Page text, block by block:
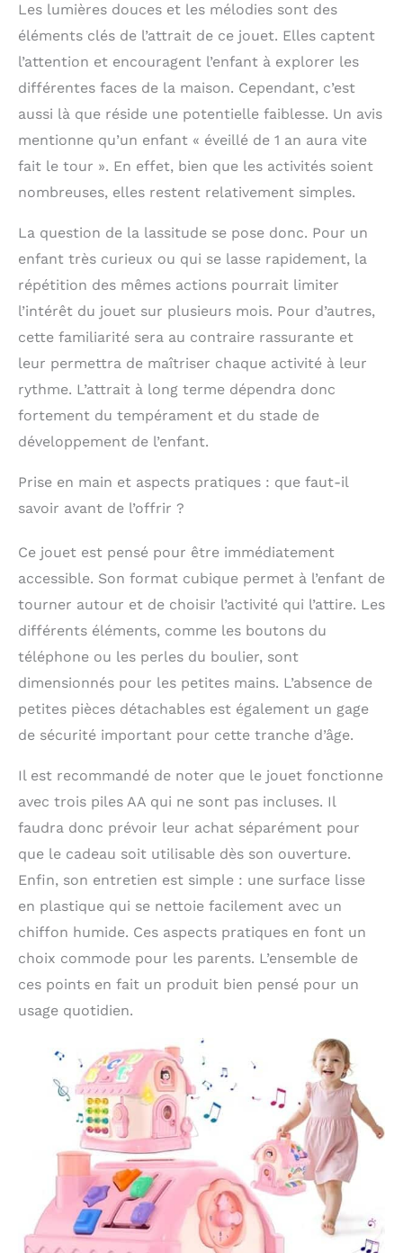
Les lumières douces et les mélodies sont des
éléments clés de l’attrait de ce jouet. Elles captent
l’attention et encouragent l’enfant à explorer les
différentes faces de la maison. Cependant, c’est
aussi là que réside une potentielle faiblesse. Un avis
mentionne qu’un enfant « éveillé de 1 an aura vite
fait le tour ». En effet, bien que les activités soient
nombreuses, elles restent relativement simples.
La question de la lassitude se pose donc. Pour un
enfant très curieux ou qui se lasse rapidement, la
répétition des mêmes actions pourrait limiter
l’intérêt du jouet sur plusieurs mois. Pour d’autres,
cette familiarité sera au contraire rassurante et
leur permettra de maîtriser chaque activité à leur
rythme. L’attrait à long terme dépendra donc
fortement du tempérament et du stade de
développement de l’enfant.
Prise en main et aspects pratiques : que faut-il
savoir avant de l’offrir ?
Ce jouet est pensé pour être immédiatement
accessible. Son format cubique permet à l’enfant de
tourner autour et de choisir l’activité qui l’attire. Les
différents éléments, comme les boutons du
téléphone ou les perles du boulier, sont
dimensionnés pour les petites mains. L’absence de
petites pièces détachables est également un gage
de sécurité important pour cette tranche d’âge.
Il est recommandé de noter que le jouet fonctionne
avec trois piles AA qui ne sont pas incluses. Il
faudra donc prévoir leur achat séparément pour
que le cadeau soit utilisable dès son ouverture.
Enfin, son entretien est simple : une surface lisse
en plastique qui se nettoie facilement avec un
chiffon humide. Ces aspects pratiques en font un
choix commode pour les parents. L’ensemble de
ces points en fait un produit bien pensé pour un
usage quotidien.